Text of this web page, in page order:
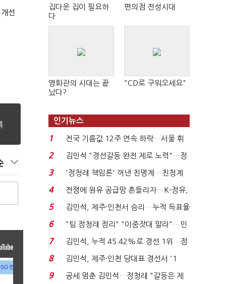
선
집다운 집이 필요하
다
편의점 전성시대
영화관의 시대는 끝
났다?
"CD로 구워오세요"
인기뉴스
1
전국 기름값 12주 연속 하락…서울 휘
발윳값 1909원...
2
김민석 "경선갈등 완전 제로 노력"…정
청래 "반명 공세 사...
3
'정청래 책임론' 꺼낸 친명계…친청계
는 추가투표 때리기...
4
전쟁에 원유 공급망 흔들리자…K-정유,
에너지안보 핵심...
5
김민석, 제주·인천서 승리…누적 득표율
'1위 탈환'(종합)...
6
"팀 정청래 정리" "이중잣대 말라"…민
주 최고위원 계파 다...
7
김민석, 누적 45.42%로 경선 1위…정
청래와 격차 0.86%p(...
8
김민석, 제주·인천 당대표 경선서 '1
위'(1보)...
9
공세 멈춘 김민석…정청래 "갈등은 제